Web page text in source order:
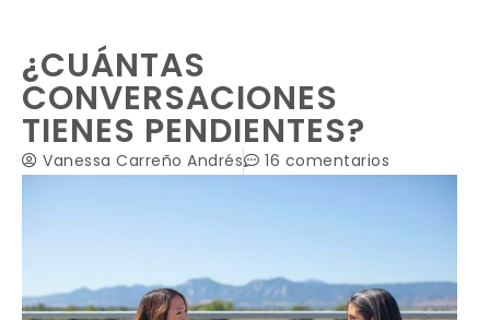
¿CUÁNTAS
CONVERSACIONES
TIENES PENDIENTES?
Vanessa Carreño Andrés 16 comentarios